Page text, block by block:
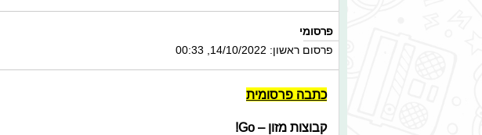
פרסומי
פרסום ראשון: 14/10/2022, 00:33
כתבה פרסומית
קבוצות מזון – Go!